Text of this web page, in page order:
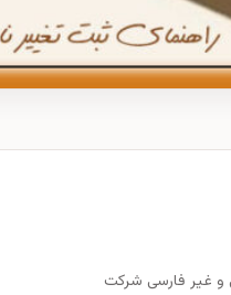
و غیر فارسی شرکت